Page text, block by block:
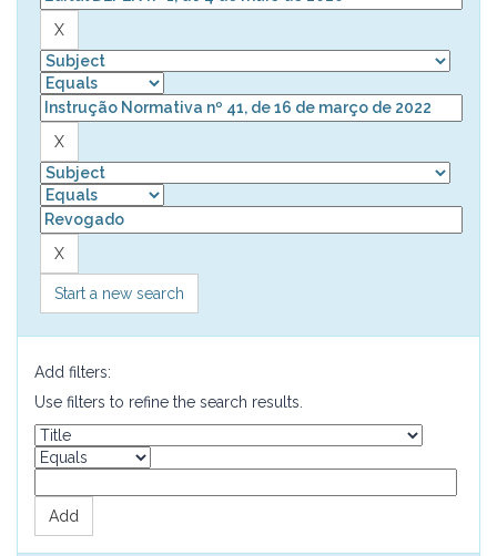
Start a new search
Add filters:
Use filters to refine the search results.